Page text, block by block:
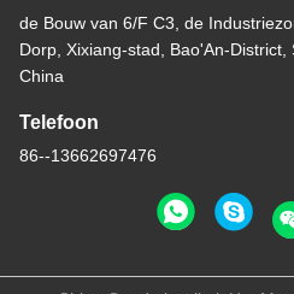
de Bouw van 6/F C3, de
Dorp, Xixiang-stad, Bao'An-
China
Telefoon
86--13662697476